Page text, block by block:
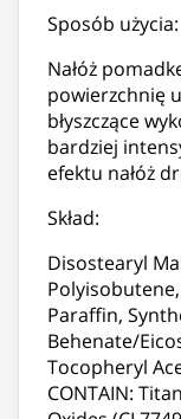
Sposób użycia:
Nałóż
powierzchnię
błyszczące
bardziej
efektu nałóż
Skład:
Disostearyl
Paraffin,
Behenate/
Tocopheryl
CONTAIN: